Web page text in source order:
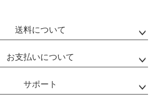
送料について
お支払いについて
サポート